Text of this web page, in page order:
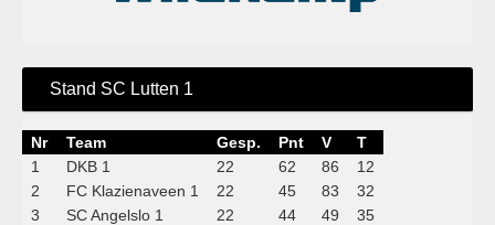
Stand SC Lutten 1
Nr Team Gesp. Pnt V
T
1
DKB 1 22 62 86
12
2
FC Klazienaveen 1 22 45 83
32
3
SC Angelslo 1 22 44 49
35